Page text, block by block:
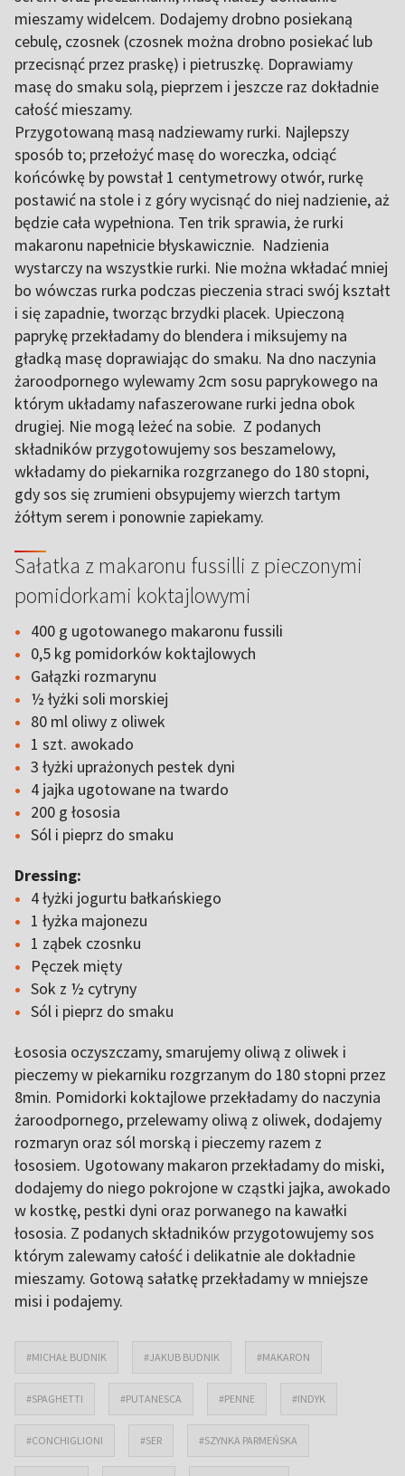
mieszamy widelcem. Dodajemy drobno posiekaną
cebulę, czosnek (czosnek można drobno posiekać lub
przecisnąć przez praskę) i pietruszkę. Doprawiamy
masę do smaku solą, pieprzem i jeszcze raz dokładnie
całość mieszamy.
Przygotowaną masą nadziewamy rurki. Najlepszy
sposób to; przełożyć masę do woreczka, odciąć
końcówkę by powstał 1 centymetrowy otwór, rurkę
postawić na stole i z góry wycisnąć do niej nadzienie, aż
będzie cała wypełniona. Ten trik sprawia, że rurki
makaronu napełnicie błyskawicznie. Nadzienia
wystarczy na wszystkie rurki. Nie można wkładać mniej
bo wówczas rurka podczas pieczenia straci swój kształt
i się zapadnie, tworząc brzydki placek. Upieczoną
paprykę przekładamy do blendera i miksujemy na
gładką masę doprawiając do smaku. Na dno naczynia
żaroodpornego wylewamy 2cm sosu paprykowego na
którym układamy nafaszerowane rurki jedna obok
drugiej. Nie mogą leżeć na sobie. Z podanych
składników przygotowujemy sos beszamelowy,
wkładamy do piekarnika rozgrzanego do 180 stopni,
gdy sos się zrumieni obsypujemy wierzch tartym
żółtym serem i ponownie zapiekamy.
Sałatka z makaronu fussilli z pieczonymi
pomidorkami koktajlowymi
400 g ugotowanego makaronu fussili
0,5 kg pomidorków koktajlowych
Gałązki rozmarynu
½ łyżki soli morskiej
80 ml oliwy z oliwek
1 szt. awokado
3 łyżki uprażonych pestek dyni
4 jajka ugotowane na twardo
200 g łososia
Sól i pieprz do smaku
Dressing:
4 łyżki jogurtu bałkańskiego
1 łyżka majonezu
1 ząbek czosnku
Pęczek mięty
Sok z ½ cytryny
Sól i pieprz do smaku
Łososia oczyszczamy, smarujemy oliwą z oliwek i
pieczemy w piekarniku rozgrzanym do 180 stopni przez
8min. Pomidorki koktajlowe przekładamy do naczynia
żaroodpornego, przelewamy oliwą z oliwek, dodajemy
rozmaryn oraz sól morską i pieczemy razem z
łososiem. Ugotowany makaron przekładamy do miski,
dodajemy do niego pokrojone w cząstki jajka, awokado
w kostkę, pestki dyni oraz porwanego na kawałki
łososia. Z podanych składników przygotowujemy sos
którym zalewamy całość i delikatnie ale dokładnie
mieszamy. Gotową sałatkę przekładamy w mniejsze
misi i podajemy.
#MICHAŁ BUDNIK #JAKUB BUDNIK #MAKARON
#SPAGHETTI #PUTANESCA #PENNE #INDYK
#CONCHIGLIONI #SER #SZYNKA PARMEŃSKA